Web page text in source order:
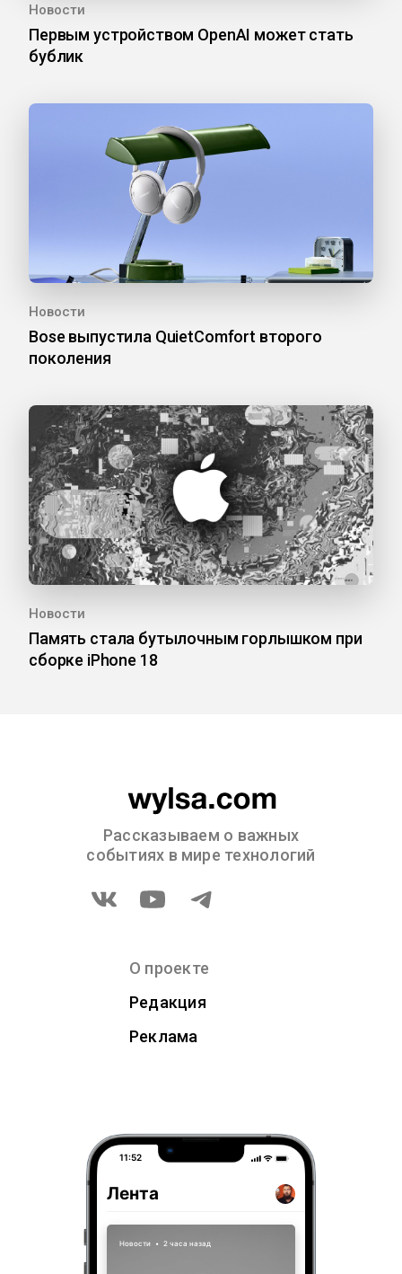
Новости
Первым устройством OpenAI может стать
бублик
Новости
Bose выпустила QuietComfort второго
поколения
Новости
Память стала бутылочным горлышком при
сборке iPhone 18
Рассказываем о важных
событиях в мире технологий
О проекте
Редакция
Реклама
11:52
Лента
Новости • 2 часа назад